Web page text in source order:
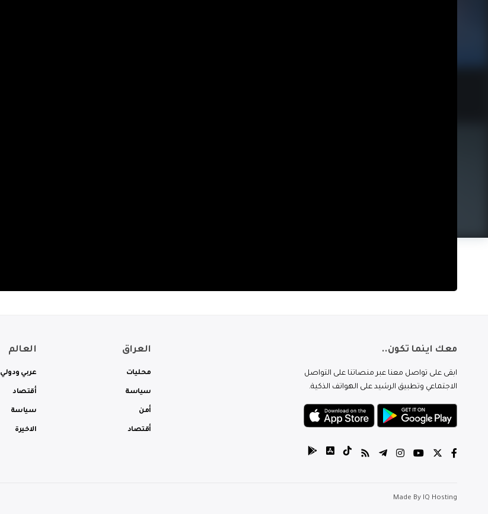
معك اينما تكون..
ابقى على تواصل معنا عبر منصاتنا على التواصل
الاجتماعي وتطبيق الرشيد على الهواتف الذكية.
العراق
محليات
سياسة
أمن
أقتصاد
العالم
عربي ودولي
أقتصاد
سياسة
الاخيرة
Made By IQ Hosting